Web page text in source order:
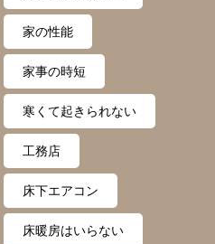
家の性能
家事の時短
寒くて起きられない
工務店
床下エアコン
床暖房はいらない